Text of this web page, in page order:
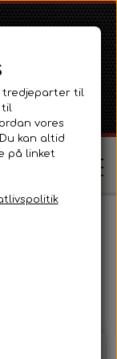
tredjeparter til
til
vores
kan altid
på linket